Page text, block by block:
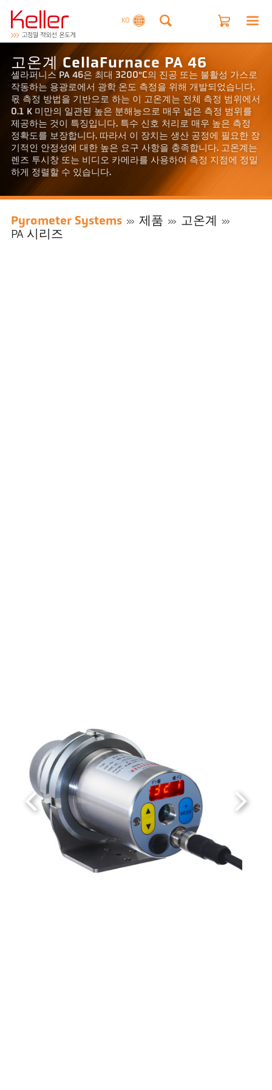
KO
고온계 CellaFurnace PA 46
셀라퍼니스 PA 46은 최대 3200°C의 진공 또는 불활성 가스로
작동하는 용광로에서 광학 온도 측정을 위해 개발되었습니다.
몫 측정 방법을 기반으로 하는 이 고온계는 전체 측정 범위에서
0.1 K 미만의 일관된 높은 분해능으로 매우 넓은 측정 범위를
제공하는 것이 특징입니다. 특수 신호 처리로 매우 높은 측정
정확도를 보장합니다. 따라서 이 장치는 생산 공정에 필요한 장
기적인 안정성에 대한 높은 요구 사항을 충족합니다. 고온계는
렌즈 투시창 또는 비디오 카메라를 사용하여 측정 지점에 정밀
하게 정렬할 수 있습니다.
Pyrometer Systems 제품
고온계
PA 시리즈